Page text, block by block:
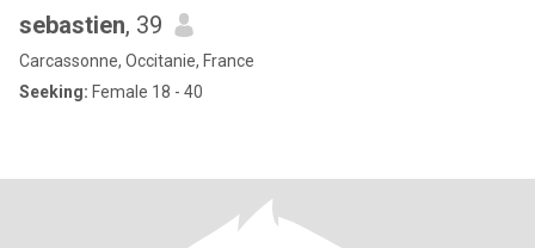
sebastien, 39
Carcassonne, Occitanie, France
Seeking: Female 18 - 40